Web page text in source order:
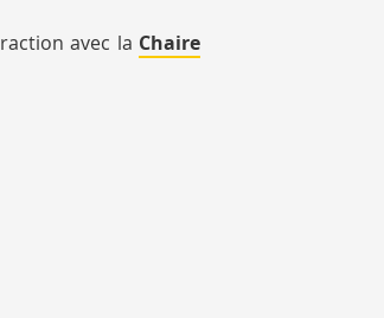
avec la Chaire